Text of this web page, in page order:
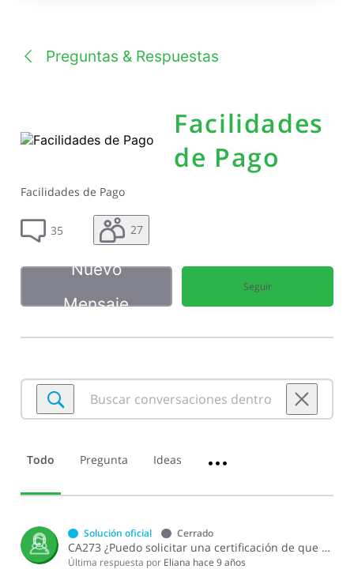
Preguntas & Respuestas
Facilidades
de Pago
Facilidades de Pago
35 27
Nuevo
Mensaje
Seguir
Buscar
conversaciones
de
Facilidades
Pago
Todo Pregunta Ideas •••
Solución oficial Cerrado
CA273 ¿Puedo solicitar una certificación de que poseo un acuerdo de pago?
Última respuesta por Eliana hace 9 años